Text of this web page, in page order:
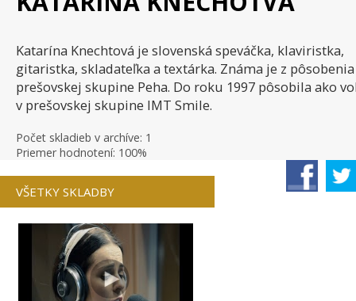
AVICII - HEY BROTHE... BACH - VZDUCH MAROON 5 -
0:01
NEO...
AVICII -
RYTMUS - ZMENA MÁ P...
Katarína Knechtová je slovenská speváčka, klaviristka,
gitaristka, skladateľka a textárka. Známa je z
prešovskej skupine Peha. Do roku 1997 pôsobila ako
v prešovskej skupine IMT Smile.
Počet skladieb v archíve: 1
Priemer hodnotení: 100%
VŠETKY SKLADBY